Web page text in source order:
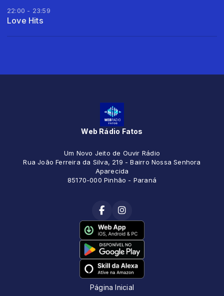
22:00 - 23:59
Love Hits
Web Rádio Fatos
Um Novo Jeito de Ouvir Rádio
Rua João Ferreira da Silva, 219 - Bairro Nossa Senhora
Aparecida
85170-000 Pinhão - Paraná
Página Inicial